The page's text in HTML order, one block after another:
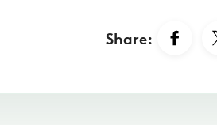
Share: